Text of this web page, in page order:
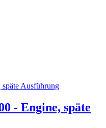
- Engine, späte